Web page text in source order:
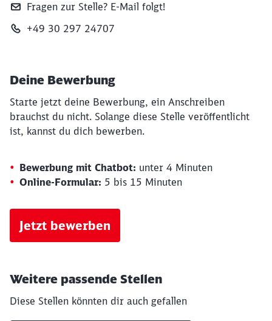
Fragen zur Stelle? E‑Mail folgt!
+49 30 297 24707
Deine Bewerbung
Starte jetzt deine Bewerbung, ein Anschreiben
brauchst du nicht. Solange diese Stelle veröffentlicht
ist, kannst du dich bewerben.
Bewerbung mit Chatbot: unter 4 Minuten
Online-Formular: 5 bis 15 Minuten
Jetzt bewerben
Weitere passende Stellen
Diese Stellen könnten dir auch gefallen